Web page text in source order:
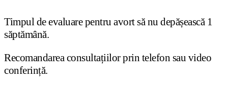
Timpul de evaluare pentru avort să nu depășească 1
săptămână.
Recomandarea consultațiilor prin telefon sau video
conferință.